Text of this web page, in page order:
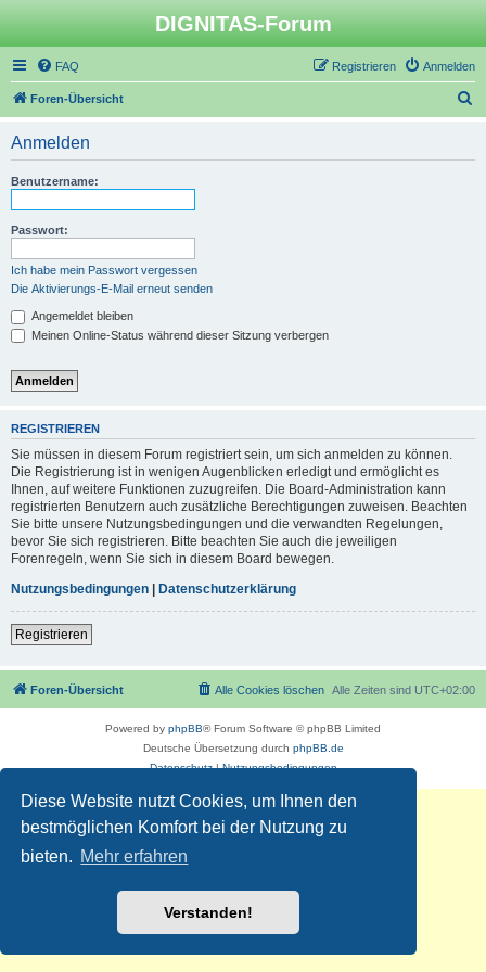
Diese Website nutzt Cookies, um Ihnen den
bestmöglichen Komfort bei der Nutzung zu
bieten. Mehr erfahren
Verstanden!
DIGNITAS-Forum
FAQ Anmelden
Registrieren
Foren-Übersicht
Anmelden
Benutzername:
Passwort:
Ich habe mein Passwort vergessen
Die Aktivierungs-E-Mail erneut senden
Angemeldet bleiben
Meinen Online-Status während dieser Sitzung verbergen
REGISTRIEREN
Sie müssen in diesem Forum registriert sein, um sich anmelden zu können.
Die Registrierung ist in wenigen Augenblicken erledigt und ermöglicht es
Ihnen, auf weitere Funktionen zuzugreifen. Die Board-Administration kann
registrierten Benutzern auch zusätzliche Berechtigungen zuweisen. Beachten
Sie bitte unsere Nutzungsbedingungen und die verwandten Regelungen,
bevor Sie sich registrieren. Bitte beachten Sie auch die jeweiligen
Forenregeln, wenn Sie sich in diesem Board bewegen.
Nutzungsbedingungen | Datenschutzerklärung
Registrieren
Foren-Übersicht Alle Zeiten sind UTC+02:00
Alle Cookies löschen
Powered by phpBB® Forum Software © phpBB Limited
Deutsche Übersetzung durch phpBB.de
Datenschutz|Nutzungsbedingungen